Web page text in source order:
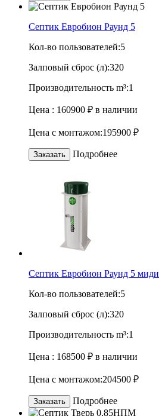
Септик Евробион Раунд 5
Кол-во пользователей:5
Залповый сброс (л):320
Производительность m³:1
Цена : 160900 ₽ в наличии
Цена с монтажом:195900 ₽
Заказать Подробнее
Септик Евробион Раунд 5 миди
Кол-во пользователей:5
Залповый сброс (л):320
Производительность m³:1
Цена : 168500 ₽ в наличии
Цена с монтажом:204500 ₽
Заказать Подробнее